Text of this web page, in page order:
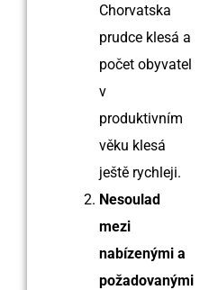
Chorvatska
prudce klesá a
počet obyvatel
v
produktivním
věku klesá
ještě rychleji.
Nesoulad
mezi
nabízenými a
požadovanými